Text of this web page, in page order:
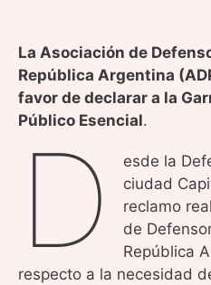
La Asociación de
República Argentina
favor de declarar a la
Público Esencial.
D
esde la
ciudad
reclamo
de
República
respecto a la necesidad